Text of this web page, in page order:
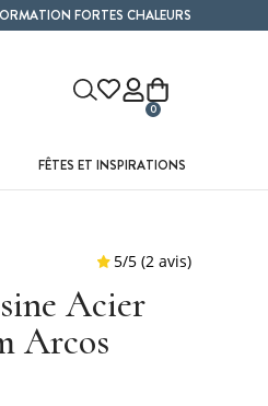
FORTES CHALEURS
0
FÊTES ET INSPIRATIONS
Acier
Arcos